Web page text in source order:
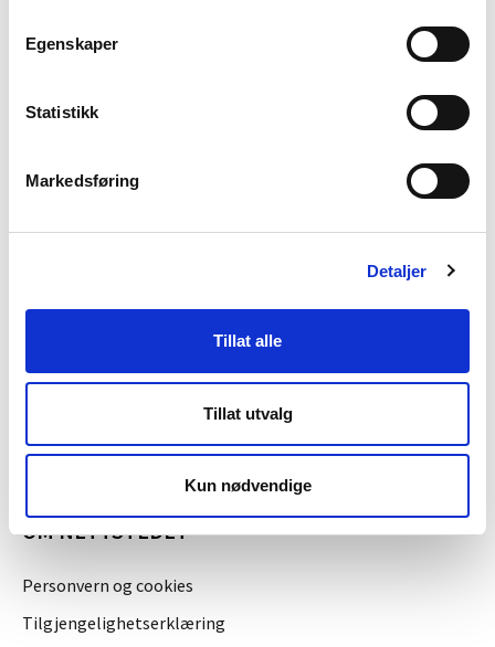
Egenskaper
Statistikk
Markedsføring
Detaljer
Tillat alle
Tillat utvalg
Kun nødvendige
KONTAKT OSS
Kontakt
Presserom
Kalender
OM NETTSTEDET
Personvern og cookies
Tilgjengelighetserklæring